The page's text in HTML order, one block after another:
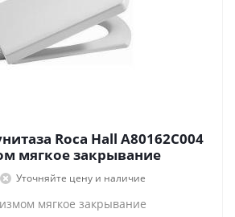
Roca Hall A80162C004
мягкое закрывание
Уточняйте цену и наличие
мягкое закрывание